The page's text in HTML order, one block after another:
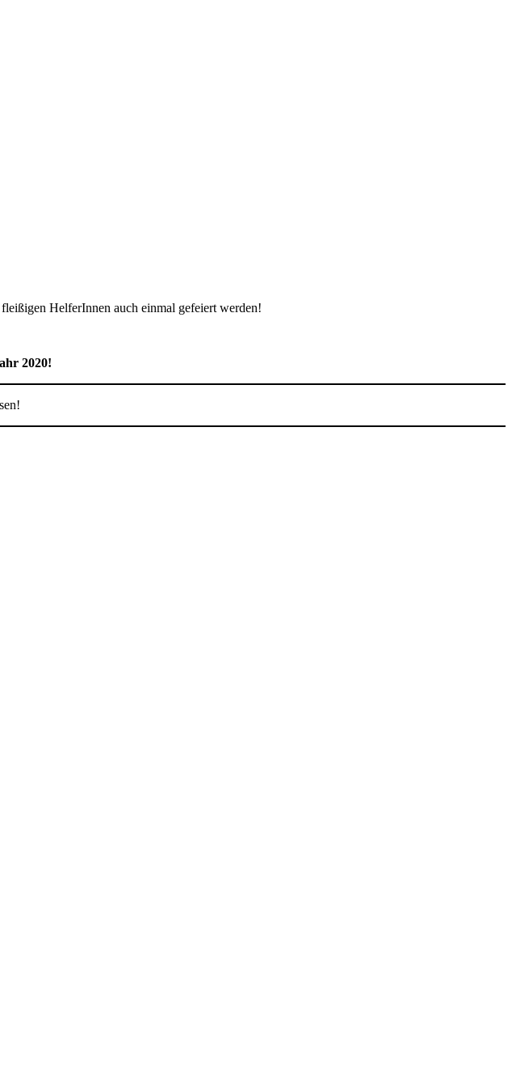
HelferInnen auch einmal gefeiert werden!
2020!